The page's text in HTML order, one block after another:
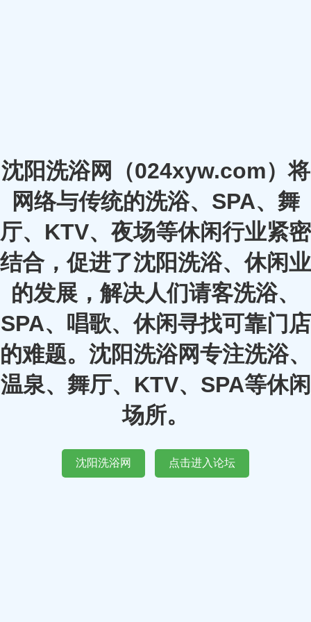
沈阳洗浴网（024xyw.com）将
网络与传统的洗浴、SPA、舞
厅、KTV、夜场等休闲行业紧密
结合，促进了沈阳洗浴、休闲业
的发展，解决人们请客洗浴、
SPA、唱歌、休闲寻找可靠门店
的难题。沈阳洗浴网专注洗浴、
温泉、舞厅、KTV、SPA等休闲
场所。
沈阳洗浴网 点击进入论坛